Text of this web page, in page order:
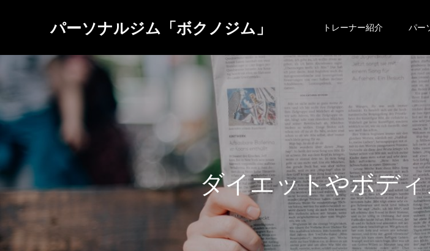
パーソナルジム「ボクノジム」 トレーナー紹介 パー
ダイエットやボディ